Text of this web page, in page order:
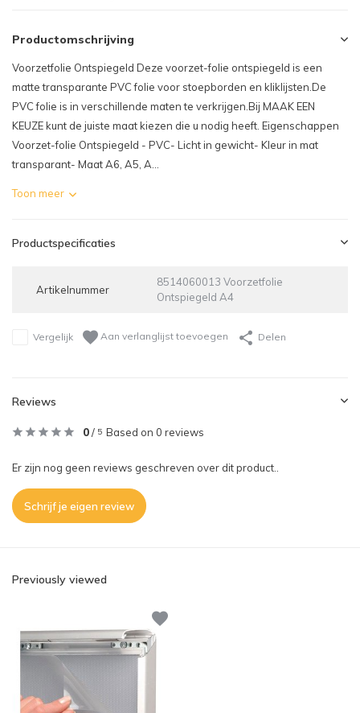
Productomschrijving
Voorzetfolie Ontspiegeld Deze voorzet-folie ontspiegeld is een
matte transparante PVC folie voor stoepborden en kliklijsten.De
PVC folie is in verschillende maten te verkrijgen.Bij MAAK EEN
KEUZE kunt de juiste maat kiezen die u nodig heeft. Eigenschappen
Voorzet-folie Ontspiegeld - PVC- Licht in gewicht- Kleur in mat
transparant- Maat A6, A5, A...
Toon meer
Productspecificaties
Artikelnummer
8514060013 Voorzetfolie
Ontspiegeld A4
Vergelijk Aan verlanglijst toevoegen Delen
Reviews
0/ 5 Based on 0 reviews
Er zijn nog geen reviews geschreven over dit product..
Schrijf je eigen review
Previously viewed